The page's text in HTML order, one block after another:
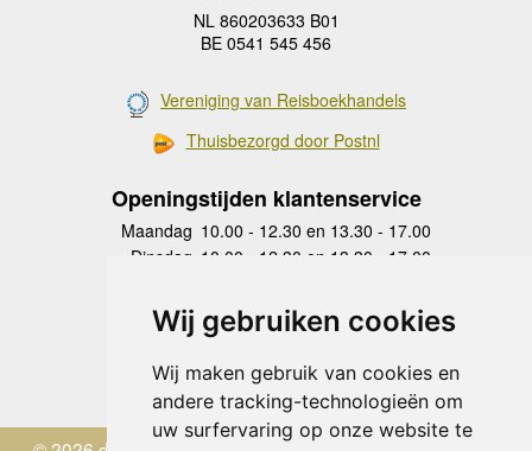
Wij gebruiken cookies
Wij maken gebruik van cookies en
andere tracking-technologieën om
uw surfervaring op onze website te
NL 860203633 B01
BE 0541 545 456
Vereniging van Reisboekhandels
Thuisbezorgd door Postnl
Openingstijden klantenservice
Maandag 10.00 - 12.30 en 13.30 - 17.00
Dinsdag 10.00 - 12.30 en 13.30 - 17.00
Donderdag
10.00 - 12.30 en 13.30 - 17.00
Vrijdag 10.00 - 12.30 en 13.30 - 17.00
Zaterdag
gesloten
Zondag gesloten